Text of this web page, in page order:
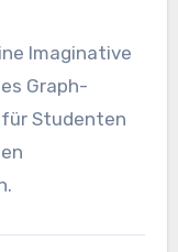
Imaginative
Graph-
Studenten